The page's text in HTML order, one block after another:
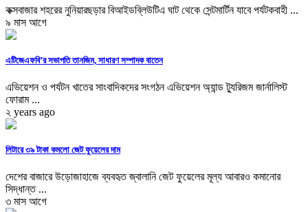
কক্সবাজার শহরের নুনিয়ারছড়ার বিআইডব্লিউটিএ ঘাট থেকে সেন্টমার্টিন যাবে পর্যটকবাহী ...
৯ মাস আগে
এটিজেএফবি’র সভাপতি তানজিম, সাধারণ সম্পাদক বাতেন
এভিয়েশন ও পর্যটন খাতের সাংবাদিকদের সংগঠন এভিয়েশন অ্যান্ড ট্যুরিজম জার্নালিস্ট
ফোরাম ...
২ years ago
লিটারে ৩৯ টাকা কমলো জেট ফুয়েলের দাম
দেশের বাজারে উড়োজাহাজে ব্যবহৃত জ্বালানি জেট ফুয়েলের মূল্য আবারও কমানোর
সিদ্ধান্ত ...
৩ মাস আগে